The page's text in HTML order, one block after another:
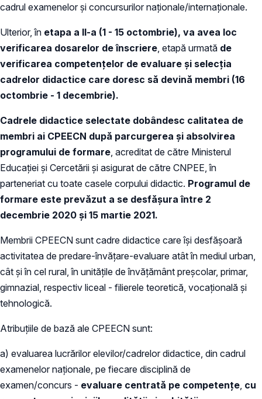
cadrul examenelor și concursurilor naționale/internaționale.
Ulterior, în etapa a II-a (1 - 15 octombrie), va avea loc
verificarea dosarelor de înscriere , etapă urmată de
verificarea competențelor de evaluare și selecția
cadrelor didactice care doresc să devină membri (16
octombrie - 1 decembrie).
Cadrele didactice selectate dobândesc calitatea de
membri ai CPEECN după parcurgerea și absolvirea
programului de formare , acreditat de către Ministerul
Educației și Cercetării și asigurat de către CNPEE, în
parteneriat cu toate casele corpului didactic. Programul de
formare este prevăzut a se desfășura între 2
decembrie 2020 și 15 martie 2021.
Membrii CPEECN sunt cadre didactice care își desfășoară
activitatea de predare-învățare-evaluare atât în mediul urban,
cât și în cel rural, în unitățile de învățământ preșcolar, primar,
gimnazial, respectiv liceal - filierele teoretică, vocațională și
tehnologică.
Atribuțiile de bază ale CPEECN sunt:
a) evaluarea lucrărilor elevilor/cadrelor didactice, din cadrul
examenelor naționale, pe fiecare disciplină de
examen/concurs - evaluare centrată pe competențe cu